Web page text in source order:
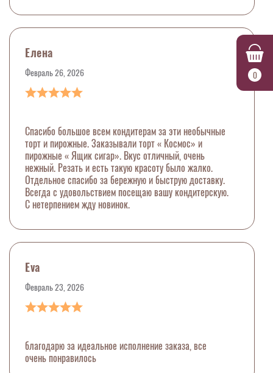
0
Елена
Февраль 26, 2026
Спасибо большое всем кондитерам за эти необычные
торт и пирожные. Заказывали торт « Космос» и
пирожные « Ящик сигар». Вкус отличный, очень
нежный. Резать и есть такую красоту было жалко.
Отдельное спасибо за бережную и быструю доставку.
Всегда с удовольствием посещаю вашу кондитерскую.
С нетерпением жду новинок.
Eva
Февраль 23, 2026
благодарю за идеальное исполнение заказа, все
очень понравилось